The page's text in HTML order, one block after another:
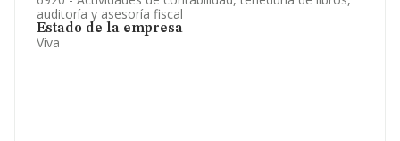
auditoría y asesoría fiscal
Estado de la empresa
Viva